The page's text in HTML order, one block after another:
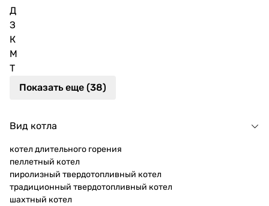
Д
З
К
М
Т
Показать еще (38)
Вид котла
котел длительного горения
пеллетный котел
пиролизный твердотопливный котел
традиционный твердотопливный котел
шахтный котел